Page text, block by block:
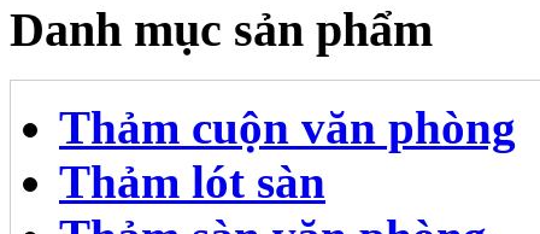
Danh mục sản phẩm
Thảm cuộn văn phòng
Thảm lót sàn